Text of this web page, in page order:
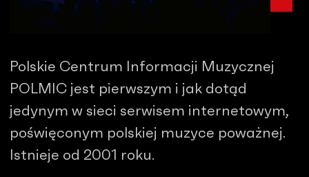
Polskie Centrum Informacji Muzycznej
POLMIC jest pierwszym i jak dotąd
jedynym w sieci serwisem internetowym,
poświęconym polskiej muzyce poważnej.
Istnieje od 2001 roku.